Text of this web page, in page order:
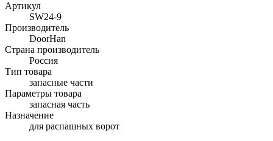
Артикул
SW24-9
Производитель
DoorHan
Страна производитель
Россия
Тип товара
запасные части
Параметры товара
запасная часть
Назначение
для распашных ворот